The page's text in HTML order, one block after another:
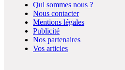
Qui sommes nous ?
Nous contacter
Mentions légales
Publicité
Nos partenaires
Vos articles